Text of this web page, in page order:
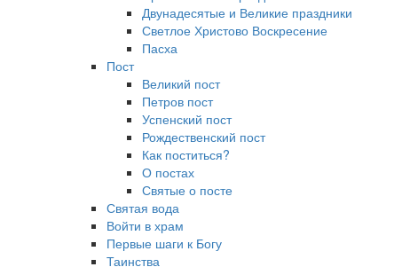
Двунадесятые и Великие праздники
Светлое Христово Воскресение
Пасха
Пост
Великий пост
Петров пост
Успенский пост
Рождественский пост
Как поститься?
О постах
Святые о посте
Святая вода
Войти в храм
Первые шаги к Богу
Таинства